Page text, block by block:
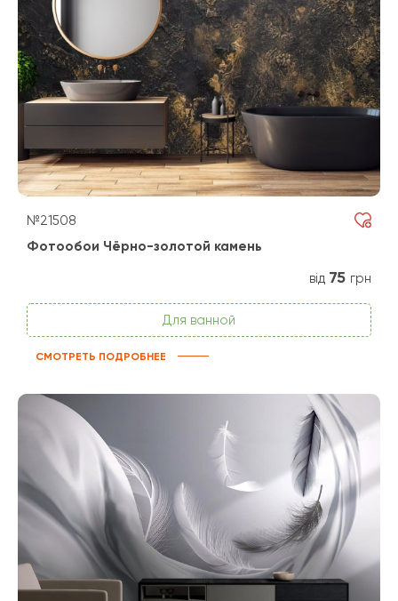
№21508
Фотообои Чёрно-золотой камень
від 75 грн
Для ванной
СМОТРЕТЬ ПОДРОБНЕЕ